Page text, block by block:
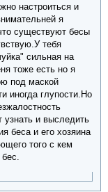
настроиться и
я
существуют бесы
тебя
сильная на
тоже есть но я
под маской
иногда глупости.Но
узнать и выследить
беса и его хозяина
того с кем